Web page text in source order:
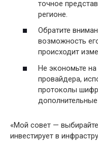
точное
регионе.
Обратите
возможность
происходит
Не экономьте
провайдера,
протоколы
«Мой совет —
инвестирует в